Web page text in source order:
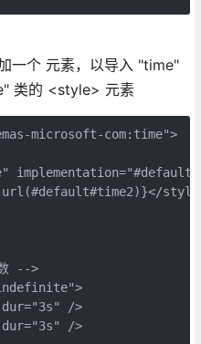
一个 元素，以导入 "time"
类的 <style> 元素
microsoft-com:time">
-->
/>
/>